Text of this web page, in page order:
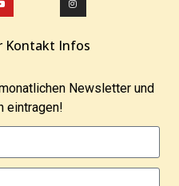
Kontakt Infos
Newsletter und
eintragen!